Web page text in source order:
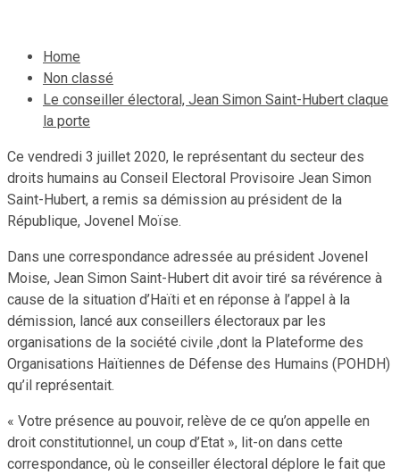
Home
Non classé
Le conseiller électoral, Jean Simon Saint-Hubert claque
la porte
Ce vendredi 3 juillet 2020, le représentant du secteur des
droits humains au Conseil Electoral Provisoire Jean Simon
Saint-Hubert, a remis sa démission au président de la
République, Jovenel Moïse.
Dans une correspondance adressée au président Jovenel
Moise, Jean Simon Saint-Hubert dit avoir tiré sa révérence à
cause de la situation d’Haïti et en réponse à l’appel à la
démission, lancé aux conseillers électoraux par les
organisations de la société civile ,dont la Plateforme des
Organisations Haïtiennes de Défense des Humains (POHDH)
qu’il représentait.
« Votre présence au pouvoir, relève de ce qu’on appelle en
droit constitutionnel, un coup d’Etat », lit-on dans cette
correspondance, où le conseiller électoral déplore le fait que